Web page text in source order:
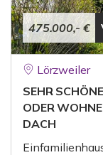
475.000,- €
Lörzweiler
SEHR
ODER
DACH